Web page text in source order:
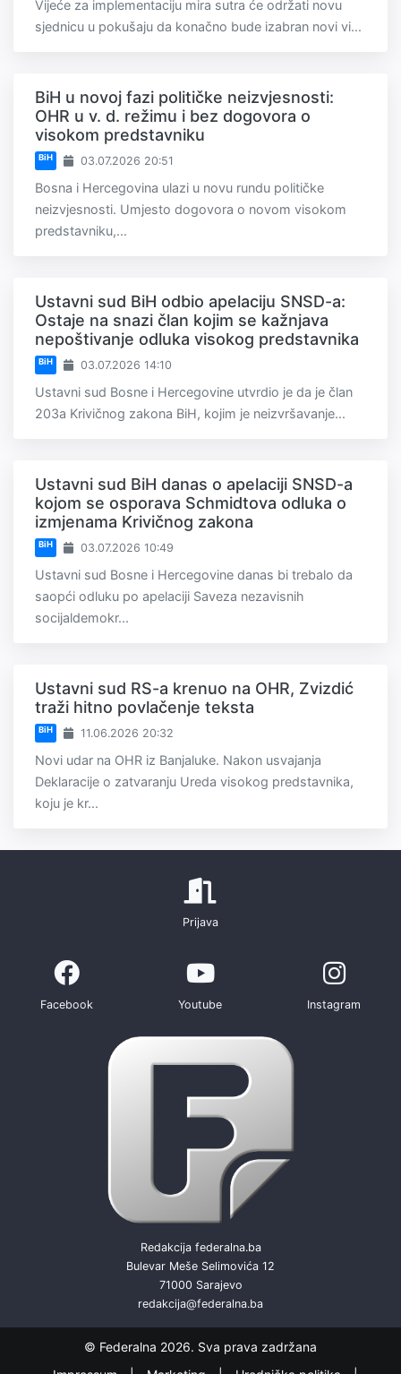
Vijeće za implementaciju mira sutra će održati novu
sjednicu u pokušaju da konačno bude izabran novi vi...
BiH u novoj fazi političke neizvjesnosti:
OHR u v. d. režimu i bez dogovora o
visokom predstavniku
BiH 03.07.2026 20:51
Bosna i Hercegovina ulazi u novu rundu političke
neizvjesnosti. Umjesto dogovora o novom visokom
predstavniku,...
Ustavni sud BiH odbio apelaciju SNSD-a:
Ostaje na snazi član kojim se kažnjava
nepoštivanje odluka visokog predstavnika
BiH 03.07.2026 14:10
Ustavni sud Bosne i Hercegovine utvrdio je da je član
203a Krivičnog zakona BiH, kojim je neizvršavanje...
Ustavni sud BiH danas o apelaciji SNSD-a
kojom se osporava Schmidtova odluka o
izmjenama Krivičnog zakona
BiH 03.07.2026 10:49
Ustavni sud Bosne i Hercegovine danas bi trebalo da
saopći odluku po apelaciji Saveza nezavisnih
socijaldemokr...
Ustavni sud RS-a krenuo na OHR, Zvizdić
traži hitno povlačenje teksta
BiH 11.06.2026 20:32
Novi udar na OHR iz Banjaluke. Nakon usvajanja
Deklaracije o zatvaranju Ureda visokog predstavnika,
koju je kr...
Prijava
Facebook Youtube Instagram
Redakcija federalna.ba
Bulevar Meše Selimovića 12
71000 Sarajevo
redakcija@federalna.ba
© Federalna 2026. Sva prava zadržana